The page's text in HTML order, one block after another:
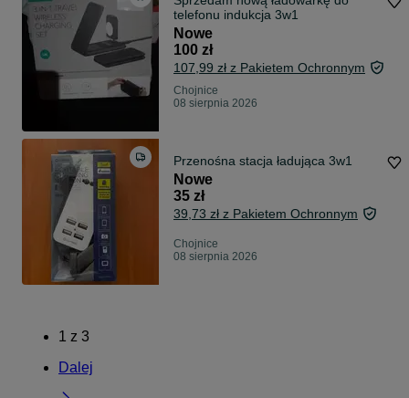
telefonu indukcja 3w1
Nowe
100 zł
107,99 zł z Pakietem Ochronnym
Chojnice
08 sierpnia 2026
Przenośna stacja ładująca 3w1
Nowe
35 zł
39,73 zł z Pakietem Ochronnym
Chojnice
08 sierpnia 2026
1 z 3
Dalej